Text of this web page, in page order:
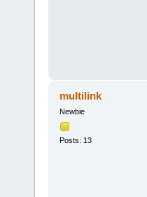
multilink
Newbie
Posts: 13